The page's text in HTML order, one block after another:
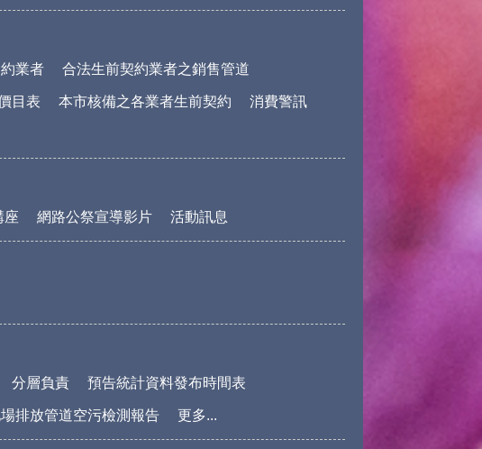
業者 合法生前契約業者之銷售管道
目表 本市核備之各業者生前契約 消費警訊
座 網路公祭宣導影片 活動訊息
分層負責 預告統計資料發布時間表
排放管道空污檢測報告 更多...